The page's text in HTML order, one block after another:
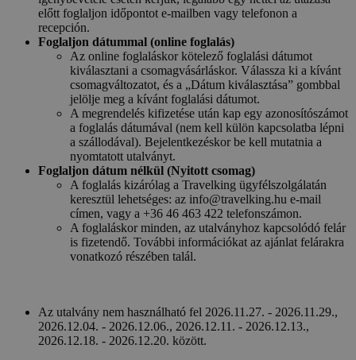
előtt foglaljon időpontot e-mailben vagy telefonon a
recepción.
Foglaljon dátummal (online foglalás)
Az online foglaláskor kötelező foglalási dátumot
kiválasztani a csomagvásárláskor. Válassza ki a kívánt
csomagváltozatot, és a „Dátum kiválasztása” gombbal
jelölje meg a kívánt foglalási dátumot.
A megrendelés kifizetése után kap egy azonosítószámot
a foglalás dátumával (nem kell külön kapcsolatba lépni
a szállodával). Bejelentkezéskor be kell mutatnia a
nyomtatott utalványt.
Foglaljon dátum nélkül (Nyitott csomag)
A foglalás kizárólag a Travelking ügyfélszolgálatán
keresztül lehetséges: az info@travelking.hu e-mail
címen, vagy a +36 46 463 422 telefonszámon.
A foglaláskor minden, az utalványhoz kapcsolódó felár
is fizetendő. További információkat az ajánlat felárakra
vonatkozó részében talál.
Az utalvány nem használható fel 2026.11.27. - 2026.11.29.,
2026.12.04. - 2026.12.06., 2026.12.11. - 2026.12.13.,
2026.12.18. - 2026.12.20. között.